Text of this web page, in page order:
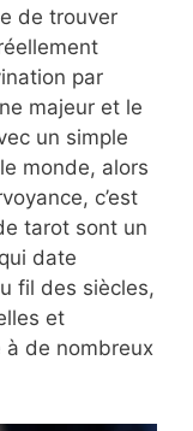
de trouver
par
majeur et le
un simple
monde, alors
c’est
tarot sont un
date
fil des siècles,
et
de nombreux